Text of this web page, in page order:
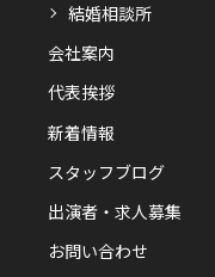
結婚相談所
会社案内
代表挨拶
新着情報
スタッフブログ
出演者・求人募集
お問い合わせ